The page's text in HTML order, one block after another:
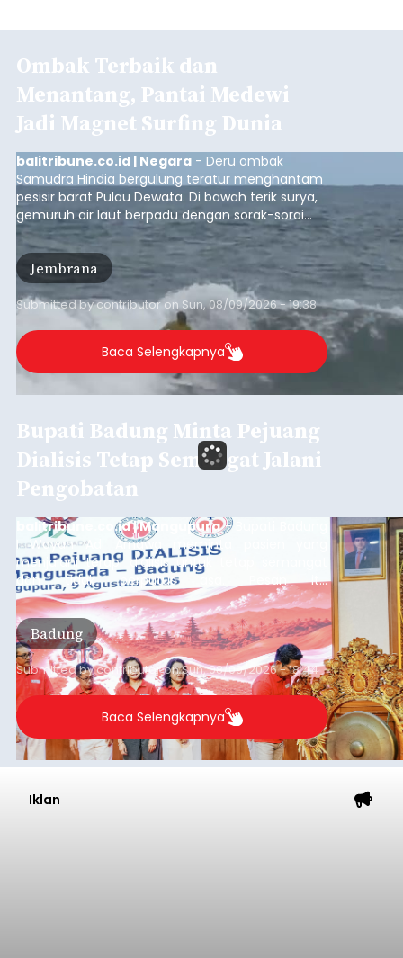
Ombak Terbaik dan
Menantang, Pantai Medewi
Jadi Magnet Surfing Dunia
balitribune.co.id | Negara - Deru ombak
Samudra Hindia bergulung teratur menghantam
pesisir barat Pulau Dewata. Di bawah terik surya,
gemuruh air laut berpadu dengan sorak-sorai
penonton yang memadati Pantai Medewi,
Kecamatan Pekutatan pada Minggu (9/8/2026).
Ratusan peselancar dari berbagai penjuru
nusantara berkompetisi menaklukan ombak
terbaik dan menantang.
Jembrana
Submitted bycontributoron Sun, 08/09/2026 - 19:38
Baca Selengkapnya
Bupati Badung Minta Pejuang
Dialisis Tetap Semangat Jalani
Pengobatan
balitribune.co.id | Mangupura- Bupati Badung
I Wayan Adi Arnawa meminta pasien yang
menjalani terapi dialisis untuk tetap semangat
dan tidak berputus asa. Pesan itu
disampaikannya saat menghadiri Sarasehan
Pejuang Dialisis yang digelar RSD Mangusada di
Ruang Kertha Gosana, Puspem Badung, Minggu
(9/8/2026).
Badung
Submitted bycontributoronSun, 08/09/2026 - 18:44
Baca Selengkapnya
Iklan